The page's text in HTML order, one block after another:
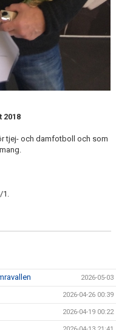
tjej- och damfotboll och som
1.
2026-05-03
2026-04-26 00:39
2026-04-19 00:22